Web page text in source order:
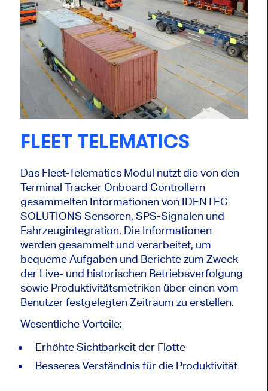
FLEET TELEMATICS
Das Fleet-Telematics Modul nutzt die von den
Terminal Tracker Onboard Controllern
gesammelten Informationen von IDENTEC
SOLUTIONS Sensoren, SPS-Signalen und
Fahrzeugintegration. Die Informationen
werden gesammelt und verarbeitet, um
bequeme Aufgaben und Berichte zum Zweck
der Live- und historischen Betriebsverfolgung
sowie Produktivitätsmetriken über einen vom
Benutzer festgelegten Zeitraum zu erstellen.
Wesentliche Vorteile:
Erhöhte Sichtbarkeit der Flotte
Besseres Verständnis für die Produktivität